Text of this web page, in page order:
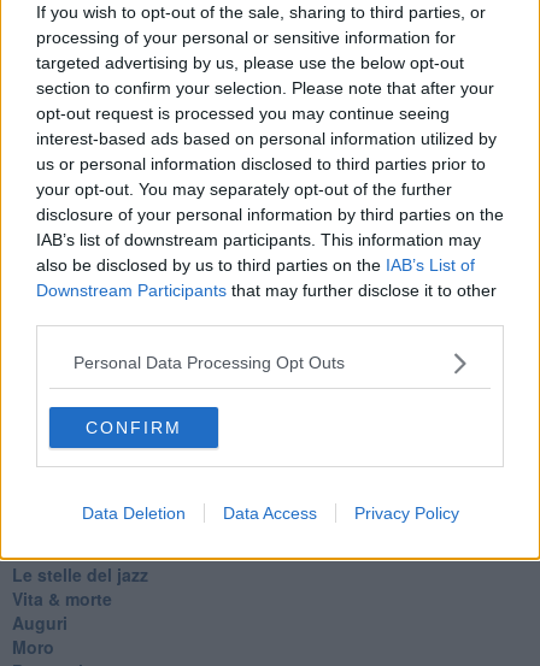
If you wish to opt-out of the sale, sharing to third parties, or
processing of your personal or sensitive information for
targeted advertising by us, please use the below opt-out
section to confirm your selection. Please note that after your
opt-out request is processed you may continue seeing
interest-based ads based on personal information utilized by
us or personal information disclosed to third parties prior to
your opt-out. You may separately opt-out of the further
disclosure of your personal information by third parties on the
IAB’s list of downstream participants. This information may
also be disclosed by us to third parties on the IAB’s List of
Downstream Participants that may further disclose it to other
Personal Data Processing Opt Outs
CONFIRM
Data Deletion Data Access Privacy Policy
Testamento & Commiato
Poeta
​La colpa - Memorie del commissario
Autunno
Gracias a la vida
Somnium
Fly me to the moon
Hop!
O sonho de um prisioneiro
Memòrias
Sto qui
Scrivi
Pillole
Belle lettere
25 Aprile
Le parole
Le stelle del jazz
Vita & morte
Auguri
Moro